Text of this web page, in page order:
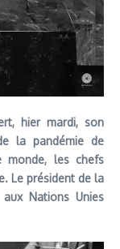
hier mardi, son
la pandémie de
monde, les chefs
Le président de la
aux Nations Unies